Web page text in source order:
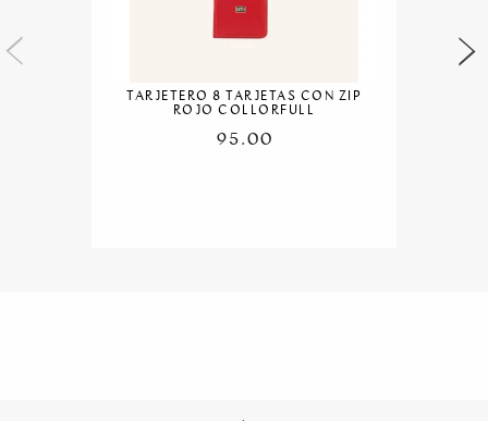
TARJETERO 8 TARJETAS CON ZIP
ROJO COLLORFULL
95.00